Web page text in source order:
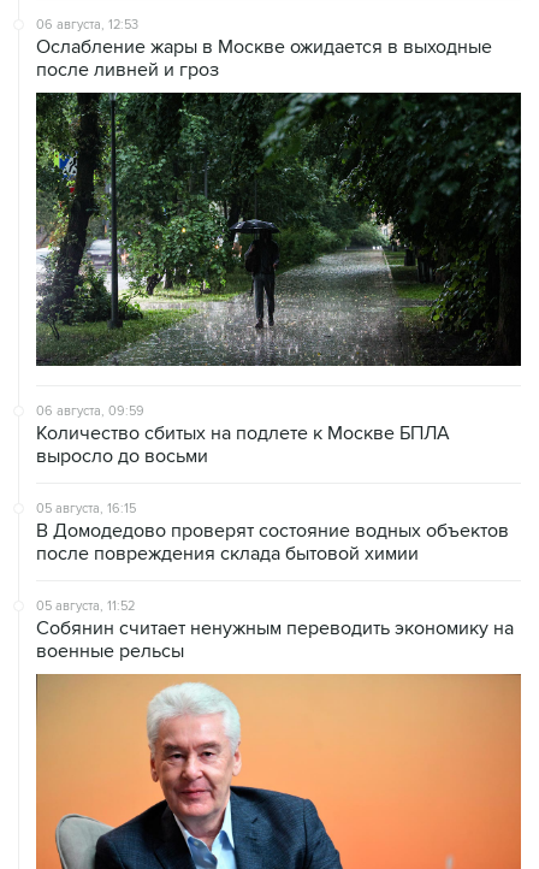
06 августа, 12:53
Ослабление жары в Москве ожидается в выходные
после ливней и гроз
06 августа, 09:59
Количество сбитых на подлете к Москве БПЛА
выросло до восьми
05 августа, 16:15
В Домодедово проверят состояние водных объектов
после повреждения склада бытовой химии
05 августа, 11:52
Собянин считает ненужным переводить экономику на
военные рельсы